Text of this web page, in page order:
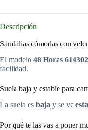
Descripción
Sandalias cómodas con
El modelo 48 Horas 614302
facilidad.
Suela baja y estable para
La suela es baja y se ve
Por qué te las vas a poner